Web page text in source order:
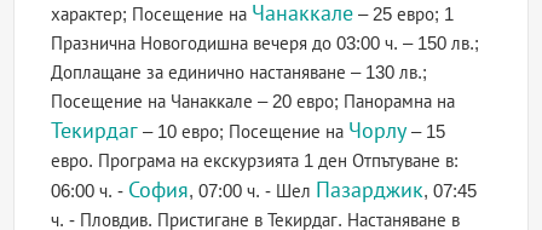
характер; Посещение на Чанаккале – 25 евро; 1
Празнична Новогодишна вечеря до 03:00 ч. – 150 лв.;
Доплащане за единично настаняване – 130 лв.;
Посещение на Чанаккале – 20 евро; Панорамна на
Текирдаг – 10 евро; Посещение на Чорлу – 15
евро. Програма на екскурзията 1 ден Отпътуване в:
06:00 ч. - София, 07:00 ч. - Шел Пазарджик, 07:45
ч. - Пловдив. Пристигане в Текирдаг. Настаняване в